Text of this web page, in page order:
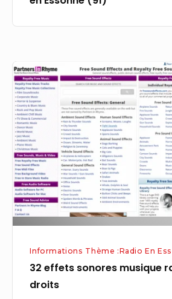
32
effets
sonores
musique
radio
libres
de
droits
Informations Thème :Radio En
32 effets sonores musique
droits